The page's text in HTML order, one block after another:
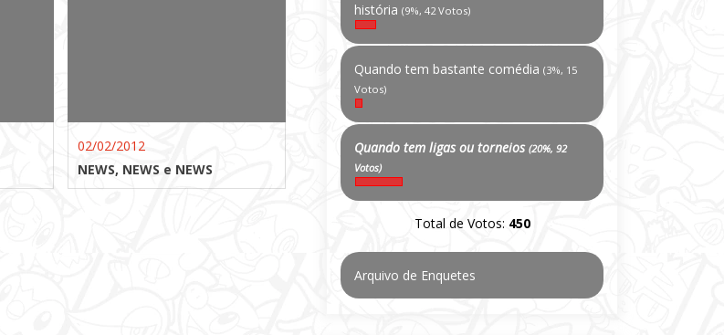
02/02/2012
NEWS, NEWS e NEWS
história (9%, 42 Votos)
Quando tem bastante comédia (3%, 15
Votos)
Quando tem ligas ou torneios (20%, 92
Votos)
Total de Votos: 450
Arquivo de Enquetes